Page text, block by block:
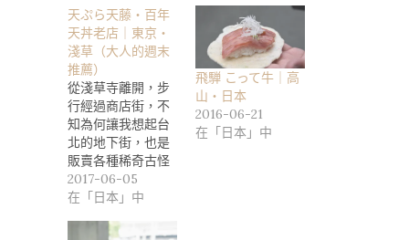
天ぷら天藤・百年
天丼老店｜東京・
淺草（大人的週末
推薦）
從淺草寺離開，步
行經過商店街，不
知為何讓我想起台
北的地下街，也是
販賣各種稀奇古怪
的商品，讓人摸不
著頭…
2017-06-05
在「日本」中
飛騨 こって牛｜高
山・日本
2016-06-21
在「日本」中